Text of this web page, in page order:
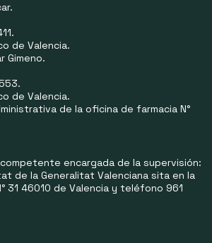
de Valencia.
Gimeno.
de Valencia.
de la oficina de farmacia N°
encargada de la supervisión:
de la Generalitat Valenciana sita en la
31 46010 de Valencia y teléfono 961